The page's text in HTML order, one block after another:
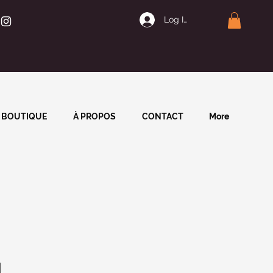
Log In | Join
BOUTIQUE À PROPOS CONTACT More